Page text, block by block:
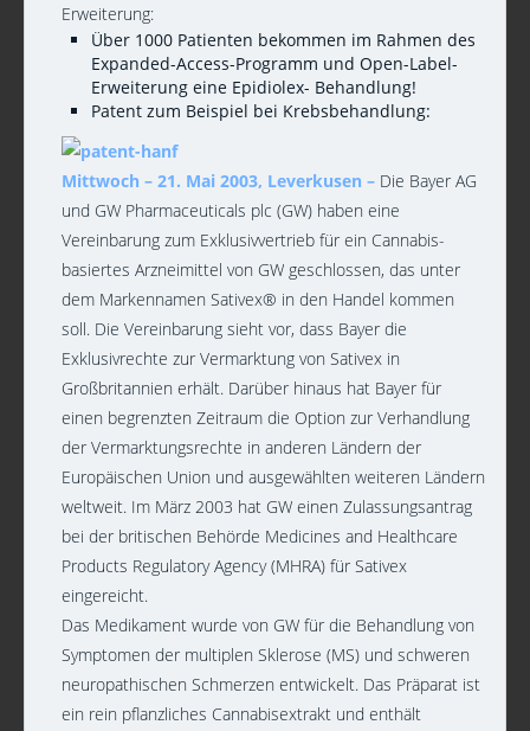
Erweiterung:
Über 1000 Patienten bekommen im Rahmen des
Expanded-Access-Programm und Open-Label-
Erweiterung eine Epidiolex- Behandlung!
Patent zum Beispiel bei Krebsbehandlung:
Mittwoch – 21. Mai 2003, Leverkusen – Die Bayer AG
und GW Pharmaceuticals plc (GW) haben eine
Vereinbarung zum Exklusivvertrieb für ein Cannabis-
basiertes Arzneimittel von GW geschlossen, das unter
dem Markennamen Sativex® in den Handel kommen
soll. Die Vereinbarung sieht vor, dass Bayer die
Exklusivrechte zur Vermarktung von Sativex in
Großbritannien erhält. Darüber hinaus hat Bayer für
einen begrenzten Zeitraum die Option zur Verhandlung
der Vermarktungsrechte in anderen Ländern der
Europäischen Union und ausgewählten weiteren Ländern
weltweit. Im März 2003 hat GW einen Zulassungsantrag
bei der britischen Behörde Medicines and Healthcare
Products Regulatory Agency (MHRA) für Sativex
eingereicht.
Das Medikament wurde von GW für die Behandlung von
Symptomen der multiplen Sklerose (MS) und schweren
neuropathischen Schmerzen entwickelt. Das Präparat ist
ein rein pflanzliches Cannabisextrakt und enthält